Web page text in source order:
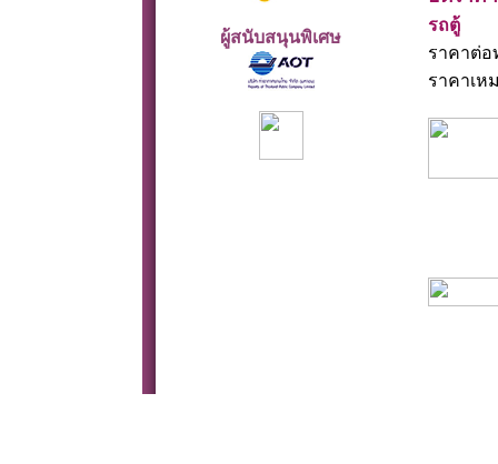
ผู้สนับสนุนพิเศษ
รถตู้
ราคาต่อ
ราคาเห